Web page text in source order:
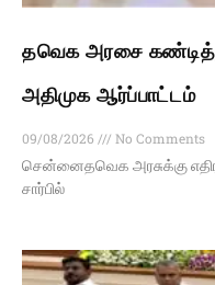
தவெக அரசை
அதிமுக ஆர்ப்பாட்டம்
09/08/2026
No Comments
சென்னைதவெக அரசுக்கு
சார்பில்